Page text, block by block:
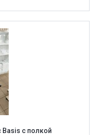
с полкой